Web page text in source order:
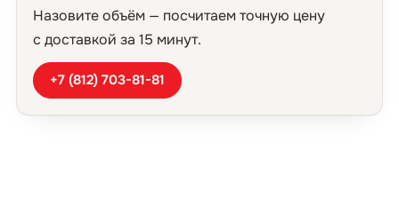
Назовите объём — посчитаем точную цену
с доставкой за 15 минут.
+7 (812) 703-81-81